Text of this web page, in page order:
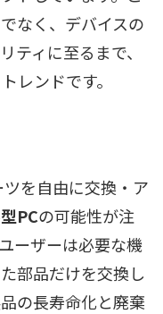
なく、デバイスの
ティに至るまで、
レンドです。
を自由に交換・ア
PCの可能性が注
ーザーは必要な機
部品だけを交換し
の長寿命化と廃棄